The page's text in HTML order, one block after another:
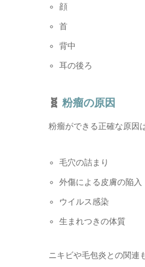
顔
首
背中
耳の後ろ
🧬 粉瘤の原因
粉瘤ができる正確な原因
毛穴の詰まり
外傷による皮膚の陥入
ウイルス感染
生まれつきの体質
ニキビや毛包炎との関連